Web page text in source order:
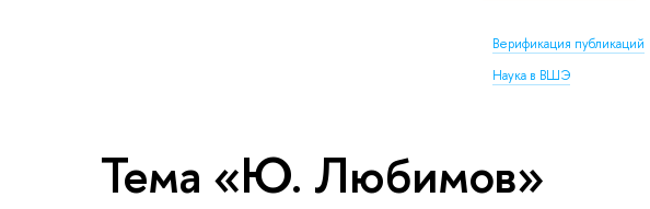
Верификация публикаций
Наука в ВШЭ
Тема «Ю. Любимов»